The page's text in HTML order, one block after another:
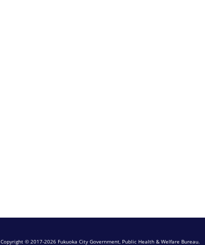
Copyright © 2017-2026 Fukuoka City Government, Public Health & Welfare Bureau.